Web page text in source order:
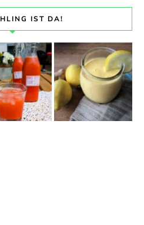
IST DA!